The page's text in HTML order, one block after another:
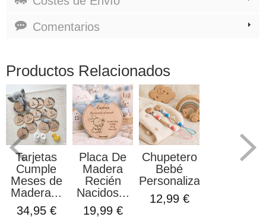
Comentarios
Productos Relacionados
Tarjetas
Cumple
Meses de
Madera...
34,95 €
Placa De
Madera
Recién
Nacidos...
19,99 €
Chupetero
Bebé
Personalizado
12,99 €